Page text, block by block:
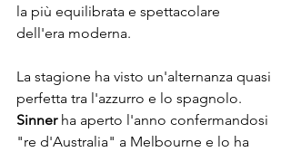
la più equilibrata e spettacolare
dell'era moderna.
La stagione ha visto un'alternanza quasi
perfetta tra l'azzurro e lo spagnolo.
Sinner ha aperto l'anno confermandosi
"re d'Australia" a Melbourne e lo ha